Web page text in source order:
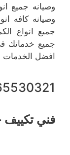
وصيانه جميع
وصيانه كافه
جميع انواع
جميع خدماتك
افضل الخدمات
فني تكييف